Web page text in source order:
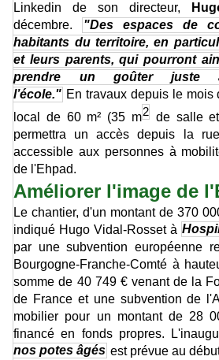
Linkedin de son directeur,
décembre.
"Des espaces de
habitants du territoire, en
et leurs parents, qui pourront
prendre un goûter
l’école." En travaux depuis le mois
local de 60 m² (35 m2 de salle
permettra un accès depuis la
accessible aux personnes à
de l'Ehpad.
Améliorer l'image de
Le chantier, d'un montant de 370
indiqué Hugo Vidal-Rosset à
par une subvention européenne
Bourgogne-Franche-Comté à
somme de 40 749 € venant de la
de France et une subvention de
mobilier pour un montant de 28
financé en fonds propres.
nos potes âgés est prévue au